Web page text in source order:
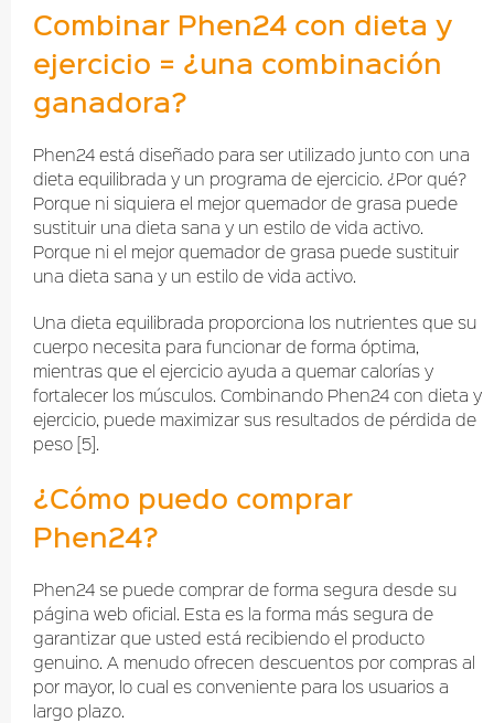
Combinar Phen24 con dieta y
ejercicio = ¿una combinación
ganadora?
Phen24 está diseñado para ser utilizado junto con una
dieta equilibrada y un programa de ejercicio. ¿Por qué?
Porque ni siquiera el mejor quemador de grasa puede
sustituir una dieta sana y un estilo de vida activo.
Porque ni el mejor quemador de grasa puede sustituir
una dieta sana y un estilo de vida activo.
Una dieta equilibrada proporciona los nutrientes que su
cuerpo necesita para funcionar de forma óptima,
mientras que el ejercicio ayuda a quemar calorías y
fortalecer los músculos. Combinando Phen24 con dieta y
ejercicio, puede maximizar sus resultados de pérdida de
peso [5].
¿Cómo puedo comprar
Phen24?
Phen24 se puede comprar de forma segura desde su
página web oficial. Esta es la forma más segura de
garantizar que usted está recibiendo el producto
genuino. A menudo ofrecen descuentos por compras al
por mayor, lo cual es conveniente para los usuarios a
largo plazo.